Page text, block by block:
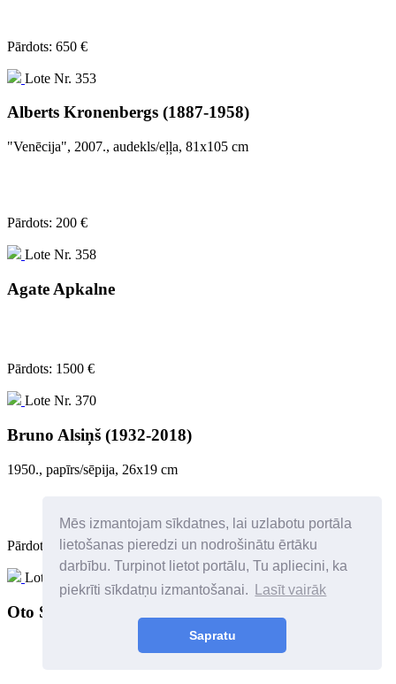
Mēs izmantojam sīkdatnes, lai uzlabotu portāla
lietošanas pieredzi un nodrošinātu ērtāku
darbību. Turpinot lietot portālu, Tu apliecini, ka
piekrīti sīkdatņu izmantošanai.
Lasīt vairāk
Sapratu
Pārdots: 650 €
Lote Nr. 353
Alberts Kronenbergs (1887-1958)
"Venēcija", 2007., audekls/eļļa, 81x105 cm
Pārdots: 200 €
Lote Nr. 358
Agate Apkalne
Pārdots: 1500 €
Lote Nr. 370
Bruno Alsiņš (1932-2018)
1950., papīrs/sēpija, 26x19 cm
Pārdots: 200 €
Lote Nr. 382
Oto Skulme (1889-1967)